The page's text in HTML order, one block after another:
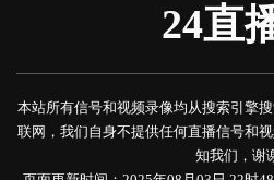
24直
本站所有信号和视频录像均从搜索引擎
联网，我们自身不提供任何直播信号和
知我们，谢